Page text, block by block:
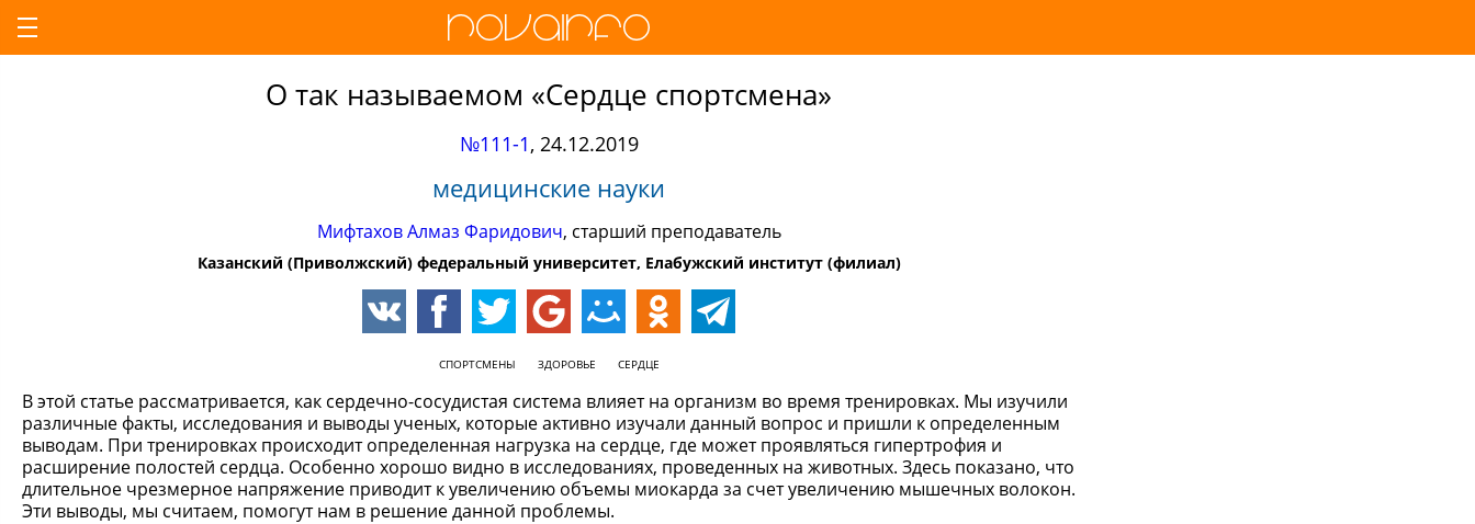
О так называемом «Сердце спортсмена»
№111-1, 24.12.2019
медицинские науки
Мифтахов Алмаз Фаридович, старший преподаватель
Казанский (Приволжский) федеральный университет, Елабужский институт (филиал)
СПОРТСМЕНЫ ЗДОРОВЬЕ СЕРДЦЕ
В этой статье рассматривается, как сердечно-сосудистая система влияет на организм во время тренировках. Мы изучили
различные факты, исследования и выводы ученых, которые активно изучали данный вопрос и пришли к определенным
выводам. При тренировках происходит определенная нагрузка на сердце, где может проявляться гипертрофия и
расширение полостей сердца. Особенно хорошо видно в исследованиях, проведенных на животных. Здесь показано, что
длительное чрезмерное напряжение приводит к увеличению объемы миокарда за счет увеличению мышечных волокон.
Эти выводы, мы считаем, помогут нам в решение данной проблемы.